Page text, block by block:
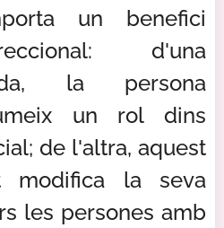
un benefici
d'una
la persona
un rol dins
de l'altra, aquest
modifica la seva
les persones amb